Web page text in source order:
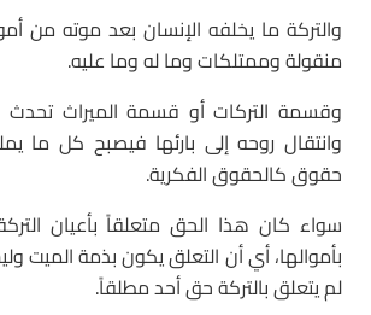
والتركة ما يخلفه الإنسان بعد موته من
منقولة وممتلكات وما له وما عليه.
وقسمة التركات أو قسمة الميراث تحدث
وانتقال روحه إلى بارئها فيصبح كل ما
حقوق كالحقوق الفكرية.
سواء كان هذا الحق متعلقاً بأعيان
بأموالها، أي أن التعلق يكون بذمة الميت
لم يتعلق بالتركة حق أحد مطلقاً.